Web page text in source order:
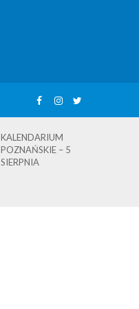
KALENDARIUM
POZNAŃSKIE – 4
SIERPNIA